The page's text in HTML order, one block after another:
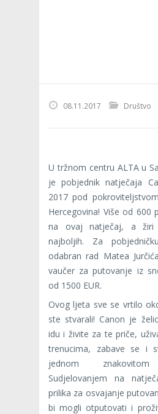
08.11.2017 Društvo
U tržnom centru ALTA u
je pobjednik natječaja
2017 pod
Hercegovina! Više od 600
na ovaj natječaj, a
najboljih. Za
odabran rad Matea
vaučer za putovanje iz
od 1500 EUR.
Ovog ljeta sve se vrtilo
ste stvarali! Canon je
idu i živite za te priče,
trenucima, zabave se i
jednom
Sudjelovanjem na
prilika za osvajanje
bi mogli otputovati i